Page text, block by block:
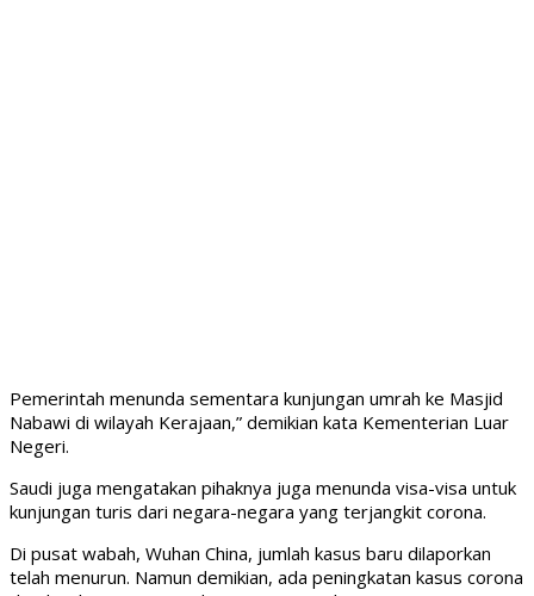
Pemerintah menunda sementara kunjungan umrah ke Masjid
Nabawi di wilayah Kerajaan,” demikian kata Kementerian Luar
Negeri.
Saudi juga mengatakan pihaknya juga menunda visa-visa untuk
kunjungan turis dari negara-negara yang terjangkit corona.
Di pusat wabah, Wuhan China, jumlah kasus baru dilaporkan
telah menurun. Namun demikian, ada peningkatan kasus corona